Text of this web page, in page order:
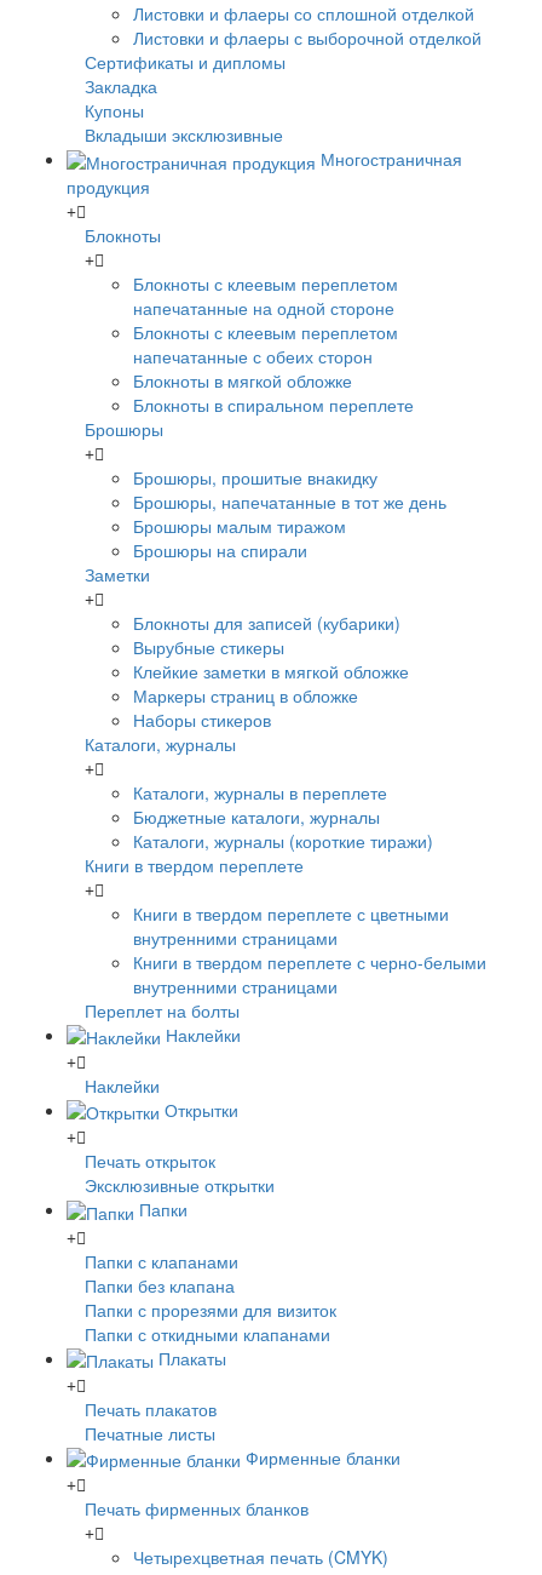
Листовки и флаеры со сплошной отделкой
Листовки и флаеры с выборочной отделкой
Сертификаты и дипломы
Закладка
Купоны
Вкладыши эксклюзивные
Многостраничная
продукция
Блокноты
Блокноты с клеевым переплетом
напечатанные на одной стороне
Блокноты с клеевым переплетом
напечатанные с обеих сторон
Блокноты в мягкой обложке
Блокноты в спиральном переплете
Брошюры
Брошюры, прошитые внакидку
Брошюры, напечатанные в тот же день
Брошюры малым тиражом
Брошюры на спирали
Заметки
Блокноты для записей (кубарики)
Вырубные стикеры
Клейкие заметки в мягкой обложке
Маркеры страниц в обложке
Наборы стикеров
Каталоги, журналы
Каталоги, журналы в переплете
Бюджетные каталоги, журналы
Каталоги, журналы (короткие тиражи)
Книги в твердом переплете
Книги в твердом переплете с цветными
внутренними страницами
Книги в твердом переплете с черно-белыми
внутренними страницами
Переплет на болты
Наклейки
Наклейки
Открытки
Печать открыток
Эксклюзивные открытки
Папки
Папки с клапанами
Папки без клапана
Папки с прорезями для визиток
Папки с откидными клапанами
Плакаты
Печать плакатов
Печатные листы
Фирменные бланки
Печать фирменных бланков
Четырехцветная печать (CMYK)